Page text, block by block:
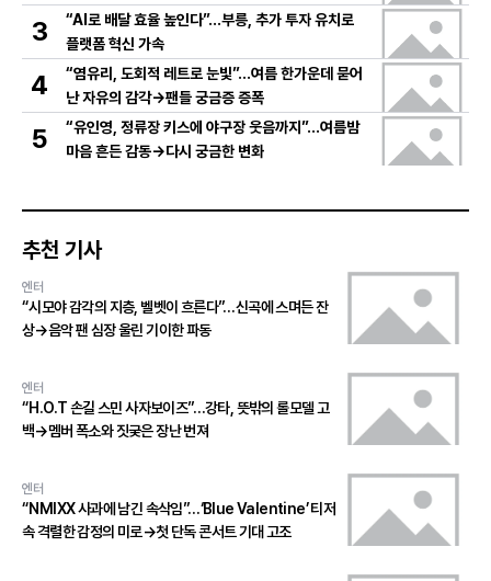
3
“AI로 배달 효율 높인다”…부릉, 추가 투자 유치로
플랫폼 혁신 가속
4
“염유리, 도회적 레트로 눈빛”…여름 한가운데 묻어
난 자유의 감각→팬들 궁금증 증폭
5
“유인영, 정류장 키스에 야구장 웃음까지”…여름밤
마음 흔든 감동→다시 궁금한 변화
추천 기사
엔터
“시모야 감각의 지층, 벨벳이 흐른다”…신곡에 스며든 잔
상→음악 팬 심장 울린 기이한 파동
엔터
“H.O.T 손길 스민 사자보이즈”…강타, 뜻밖의 롤모델 고
백→멤버 폭소와 짓궂은 장난 번져
엔터
“NMIXX 사과에 남긴 속삭임”…‘Blue Valentine’ 티저
속 격렬한 감정의 미로→첫 단독 콘서트 기대 고조